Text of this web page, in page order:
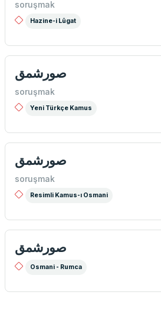
soruşmak
Hazine-i Lûgat
صورشمق
soruşmak
Yeni Türkçe Kamus
صورشمق
soruşmak
Resimli Kamus-ı Osmani
صورشمق
Osmani - Rumca